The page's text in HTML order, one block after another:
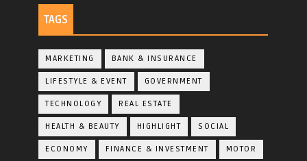
TAGS
MARKETING BANK & INSURANCE
LIFESTYLE & EVENT GOVERNMENT
TECHNOLOGY REAL ESTATE
HEALTH & BEAUTY HIGHLIGHT SOCIAL
ECONOMY FINANCE & INVESTMENT MOTOR